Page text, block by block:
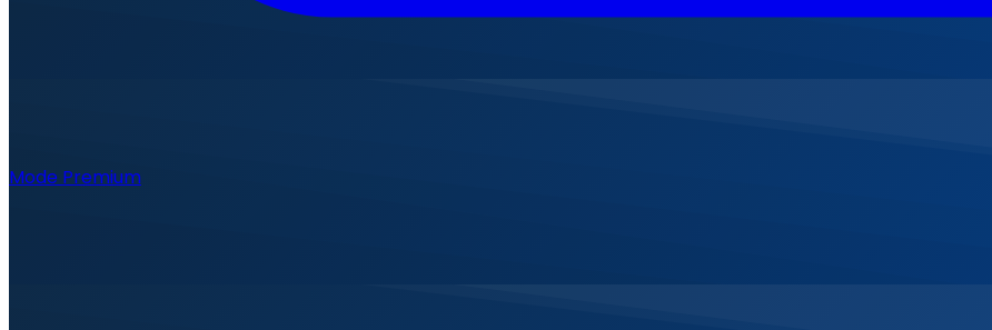
Mode Premium